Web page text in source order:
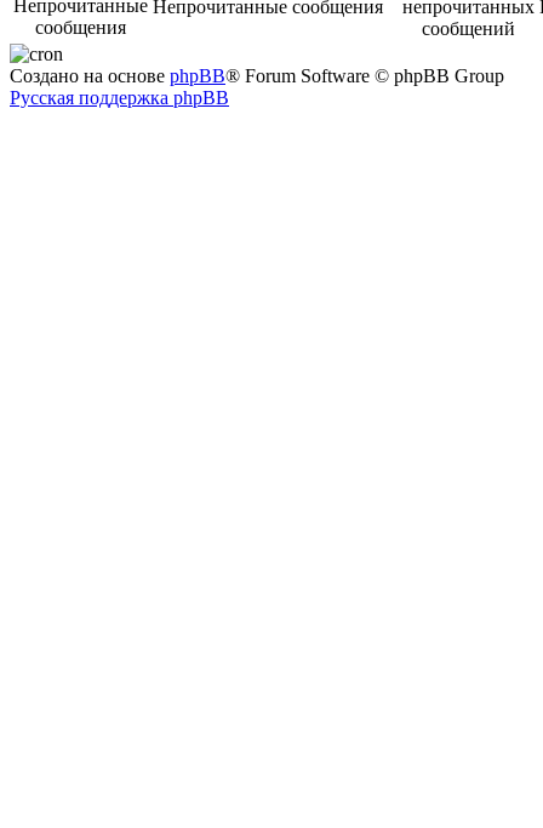
Непрочитанные сообщения
Создано на основе phpBB® Forum Software © phpBB Group
Русская поддержка phpBB